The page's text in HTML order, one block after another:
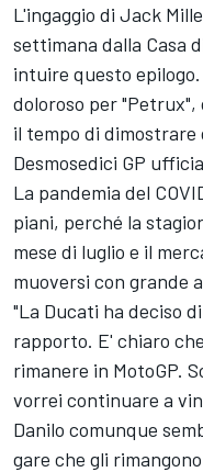
L'ingaggio di Jack
settimana dalla Casa
intuire questo
doloroso per "Petrux",
il tempo di
Desmosedici GP
La pandemia del
piani, perché la
mese di luglio e il
muoversi con grande
"La Ducati ha deciso
rapporto. E' chiaro
rimanere in MotoGP.
vorrei continuare a
Danilo comunque
gare che gli